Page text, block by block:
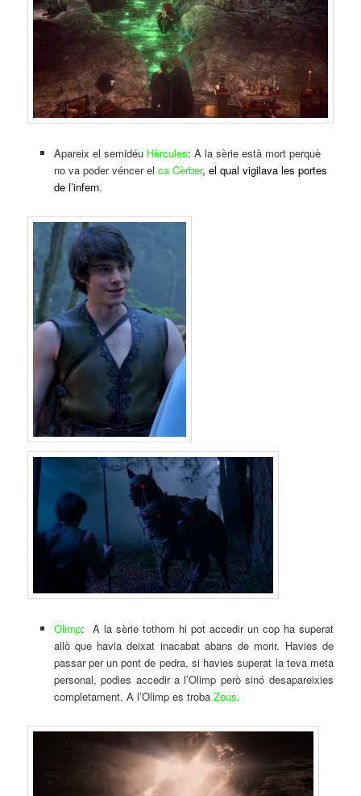
Apareix el semidéuHèrcules: A la sèrie està mort perquè
no va poder véncer el ca Cèrber, el qual vigilava les portes
de l’infern.
Olimp: A la sèrie tothom hi pot accedir un cop ha superat
allò que havia deixat inacabat abans de morir. Havies de
passar per un pont de pedra, si havies superat la teva meta
personal, podies accedir a l’Olimp però sinó desapareixies
completament. A l’Olimp es trobaZeus.